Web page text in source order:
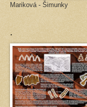
Mariková - Šimunky
.